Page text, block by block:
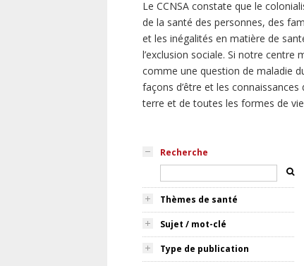
Le CCNSA constate que le
de la santé des personnes, des
et les inégalités en matière de
l’exclusion sociale. Si notre centre
comme une question de maladie
façons d’être et les
terre et de toutes les formes de
Recherche
Thèmes de santé
Sujet / mot-clé
Type de publication